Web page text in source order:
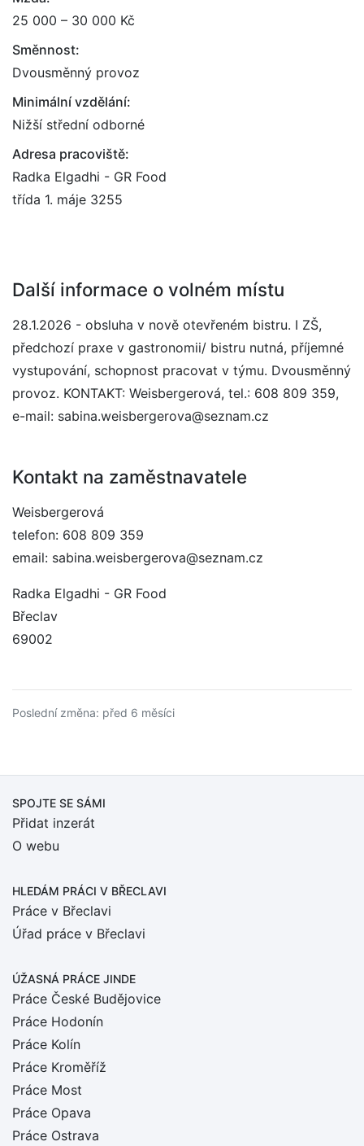
25 000 – 30 000 Kč
Směnnost:
Dvousměnný provoz
Minimální vzdělání:
Nižší střední odborné
Adresa pracoviště:
Radka Elgadhi - GR Food
třída 1. máje 3255
Další informace o volném místu
28.1.2026 - obsluha v nově otevřeném bistru. I ZŠ,
předchozí praxe v gastronomii/ bistru nutná, příjemné
vystupování, schopnost pracovat v týmu. Dvousměnný
provoz. KONTAKT: Weisbergerová, tel.: 608 809 359,
e-mail: sabina.weisbergerova@seznam.cz
Kontakt na zaměstnavatele
Weisbergerová
telefon: 608 809 359
email: sabina.weisbergerova@seznam.cz
Radka Elgadhi - GR Food
Břeclav
69002
Poslední změna: před 6 měsíci
SPOJTE SE SÁMI
Přidat inzerát
O webu
HLEDÁM PRÁCI V BŘECLAVI
Práce v Břeclavi
Úřad práce v Břeclavi
ÚŽASNÁ PRÁCE JINDE
Práce České Budějovice
Práce Hodonín
Práce Kolín
Práce Kroměříž
Práce Most
Práce Opava
Práce Ostrava